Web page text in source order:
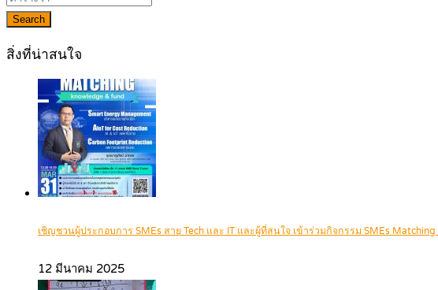
Search
สิ่งที่น่าสนใจ
เชิญชวนผู้ประกอบการ SMEs สาย Tech และ IT และผู้ที่สนใจ เข้าร่วมกิจกรรม SMEs
12 มีนาคม 2025